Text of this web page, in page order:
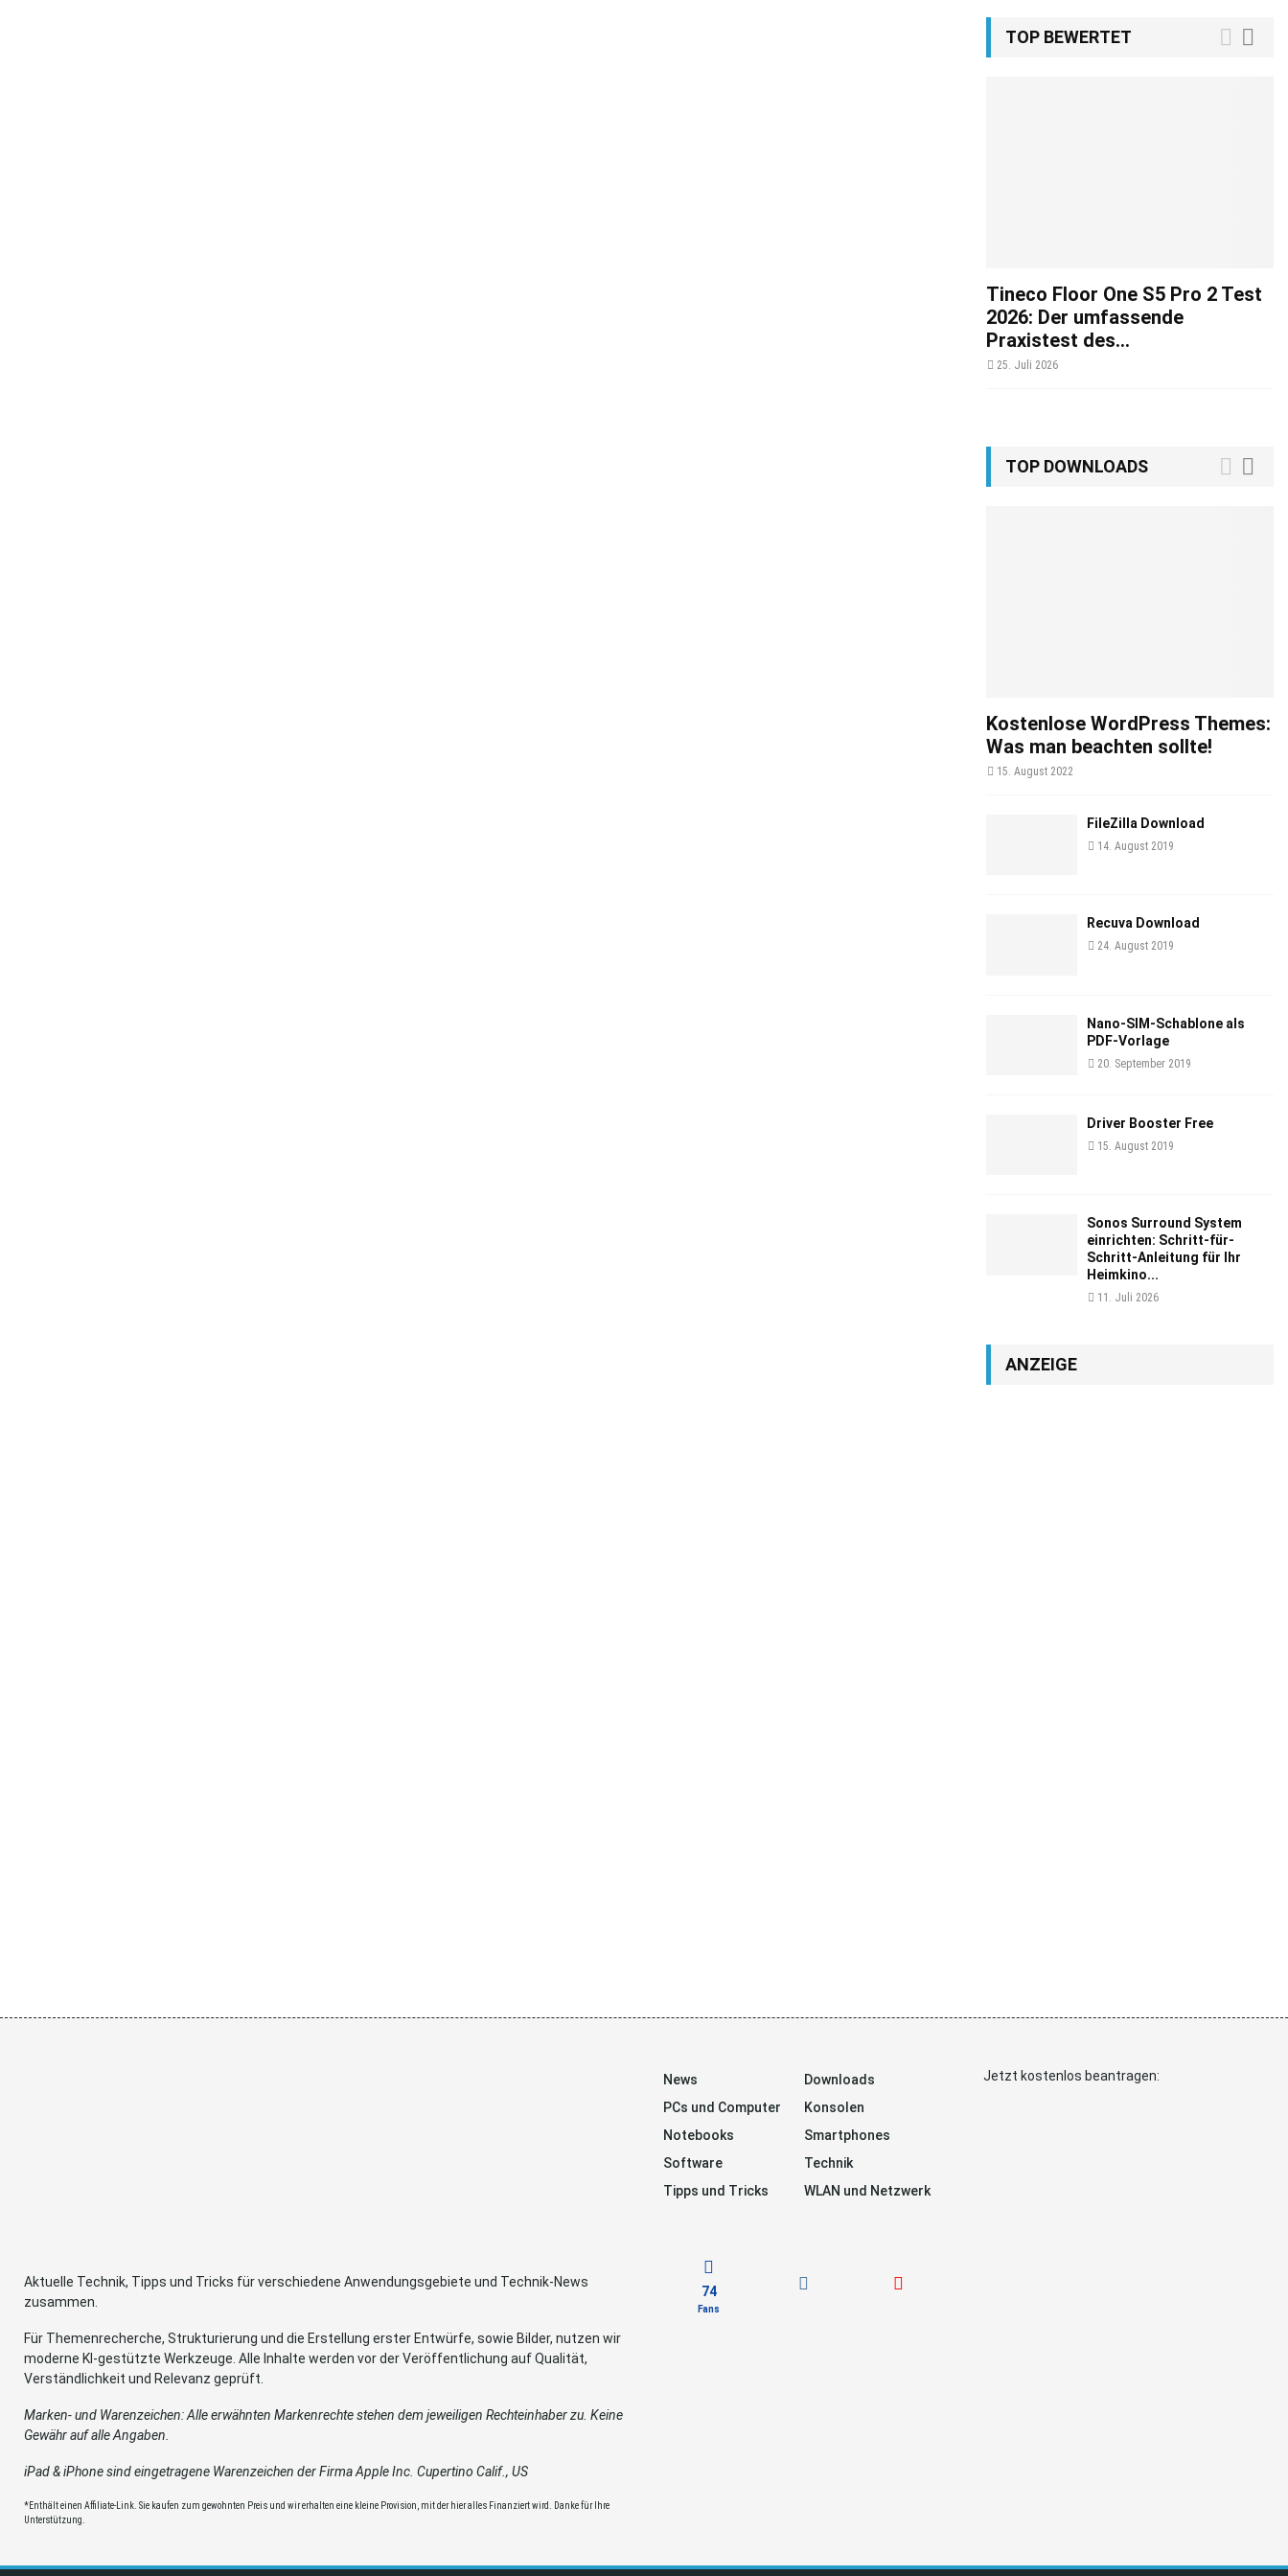
TOP BEWERTET
Tineco Floor One S5 Pro 2 Test
2026: Der umfassende
Praxistest des...
25. Juli 2026
TOP DOWNLOADS
Kostenlose WordPress Themes:
Was man beachten sollte!
15. August 2022
FileZilla Download
14. August 2019
Recuva Download
24. August 2019
Nano-SIM-Schablone als
PDF-Vorlage
20. September 2019
Driver Booster Free
15. August 2019
Sonos Surround System
einrichten: Schritt-für-
Schritt-Anleitung für Ihr
Heimkino...
11. Juli 2026
ANZEIGE
Aktuelle Technik, Tipps und Tricks für verschiedene Anwendungsgebiete und Technik-News
zusammen.
Für Themenrecherche, Strukturierung und die Erstellung erster Entwürfe, sowie Bilder, nutzen wir
moderne KI-gestützte Werkzeuge. Alle Inhalte werden vor der Veröffentlichung auf Qualität,
Verständlichkeit und Relevanz geprüft.
Marken- und Warenzeichen: Alle erwähnten Markenrechte stehen dem jeweiligen Rechteinhaber zu. Keine
Gewähr auf alle Angaben.
iPad & iPhone sind eingetragene Warenzeichen der Firma Apple Inc. Cupertino Calif., US
*Enthält einen Affiliate-Link. Sie kaufen zum gewohnten Preis und wir erhalten eine kleine Provision, mit der hier alles Finanziert wird. Danke für Ihre
Unterstützung.
News
Downloads
PCs und Computer
Konsolen
Notebooks
Smartphones
Software
Technik
Tipps und Tricks
WLAN und Netzwerk
74
Fans
Jetzt kostenlos beantragen: